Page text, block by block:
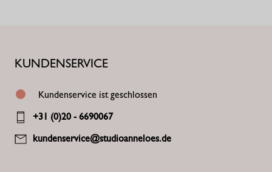
KUNDENSERVICE
Kundenservice ist geschlossen
+31 (0)20 - 6690067
kundenservice@studioanneloes.de